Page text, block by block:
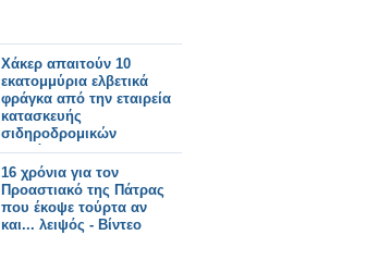
Χάκερ απαιτούν 10
εκατομμύρια ελβετικά
φράγκα από την εταιρεία
κατασκευής
σιδηροδρομικών
οχημάτων Stadler.
16 χρόνια για τον
Προαστιακό της Πάτρας
που έκοψε τούρτα αν
και... λειψός - Βίντεο